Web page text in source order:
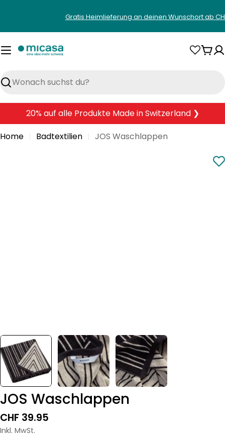
springen
Gratis Heimlieferung an deinen Wunschort ab
Suchen
20% auf alle Produkte Made in Switzerland ❯
Home
Badtextilien JOS Waschlappen
JOS Waschlappen
Regulärer
Preis
CHF 39.95
Inkl. MwSt.